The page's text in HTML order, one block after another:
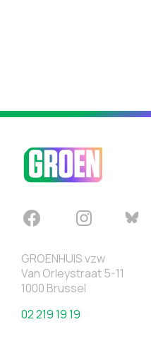
GROENHUIS vzw
Van Orleystraat 5-11
1000 Brussel
02 219 19 19